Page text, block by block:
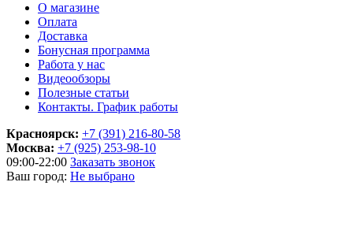
О магазине
Оплата
Доставка
Бонусная программа
Работа у нас
Видеообзоры
Полезные статьи
Контакты. График работы
Красноярск: +7 (391) 216-80-58
Москва: +7 (925) 253-98-10
09:00-22:00 Заказать звонок
Ваш город: Не выбрано